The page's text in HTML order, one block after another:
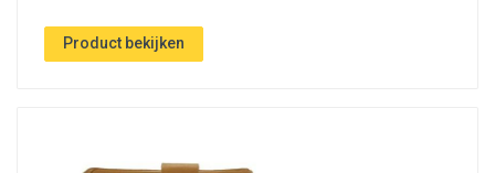
Product bekijken